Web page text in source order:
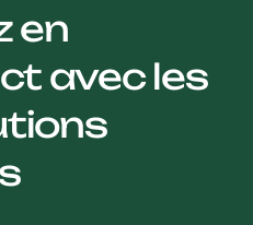
en
avec les